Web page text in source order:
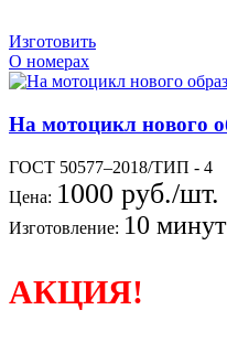
Изготовить
О номерах
На мотоцикл нового
ГОСТ 50577–2018/ТИП - 4
Цена: 1000 руб./шт.
Изготовление: 10 минут
АКЦИЯ!